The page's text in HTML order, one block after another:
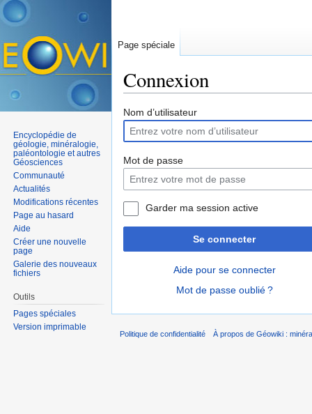
Connexion
Nom d’utilisateur
Mot de passe
Garder ma session active
Se connecter
Aide pour se connecter
Mot de passe oublié ?
Page spéciale
Encyclopédie de
géologie, minéralogie,
paléontologie et autres
Géosciences
Communauté
Actualités
Modifications récentes
Page au hasard
Aide
Créer une nouvelle
page
Galerie des nouveaux
fichiers
Outils
Pages spéciales
Version imprimable
Politique de confidentialité À propos de Géowiki :